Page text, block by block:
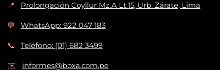
📍 Prolongación Coyllur Mz.A Lt.15, Urb. Zárate, Lima
💬 WhatsApp: 922 047 183
📞 Teléfono: (01) 682 3499
✉️ informes@boxa.com.pe